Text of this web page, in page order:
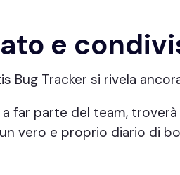
e
Bug Tracker si rivela
far parte del team,
vero e proprio diario di